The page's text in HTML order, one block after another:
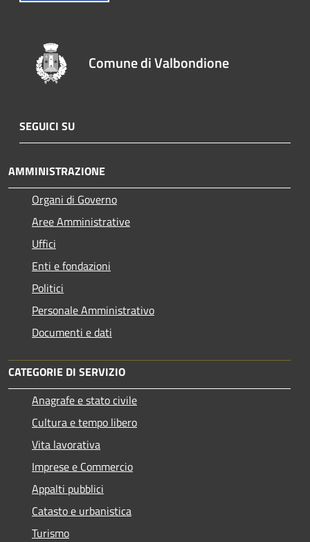
Comune di Valbondione
SEGUICI SU
AMMINISTRAZIONE
Organi di Governo
Aree Amministrative
Uffici
Enti e fondazioni
Politici
Personale Amministrativo
Documenti e dati
CATEGORIE DI SERVIZIO
Anagrafe e stato civile
Cultura e tempo libero
Vita lavorativa
Imprese e Commercio
Appalti pubblici
Catasto e urbanistica
Turismo